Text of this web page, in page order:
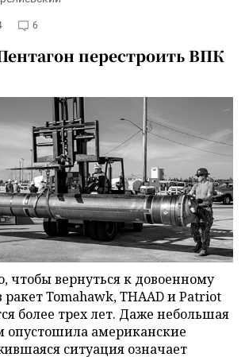
6
перестроить ВПК
чтобы вернуться к довоенному
ракет Tomahawk, THAAD и Patriot
более трех лет. Даже небольшая
опустошила американские
ситуация означает